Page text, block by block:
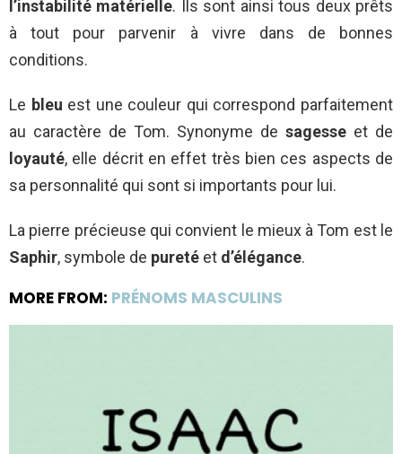
l’instabilité matérielle. Ils sont ainsi tous deux prêts
à tout pour parvenir à vivre dans de bonnes
conditions.
Le bleu est une couleur qui correspond parfaitement
au caractère de Tom. Synonyme de sagesse et de
loyauté, elle décrit en effet très bien ces aspects de
sa personnalité qui sont si importants pour lui.
La pierre précieuse qui convient le mieux à Tom est le
Saphir, symbole de pureté et d’élégance.
MORE FROM: PRÉNOMS MASCULINS